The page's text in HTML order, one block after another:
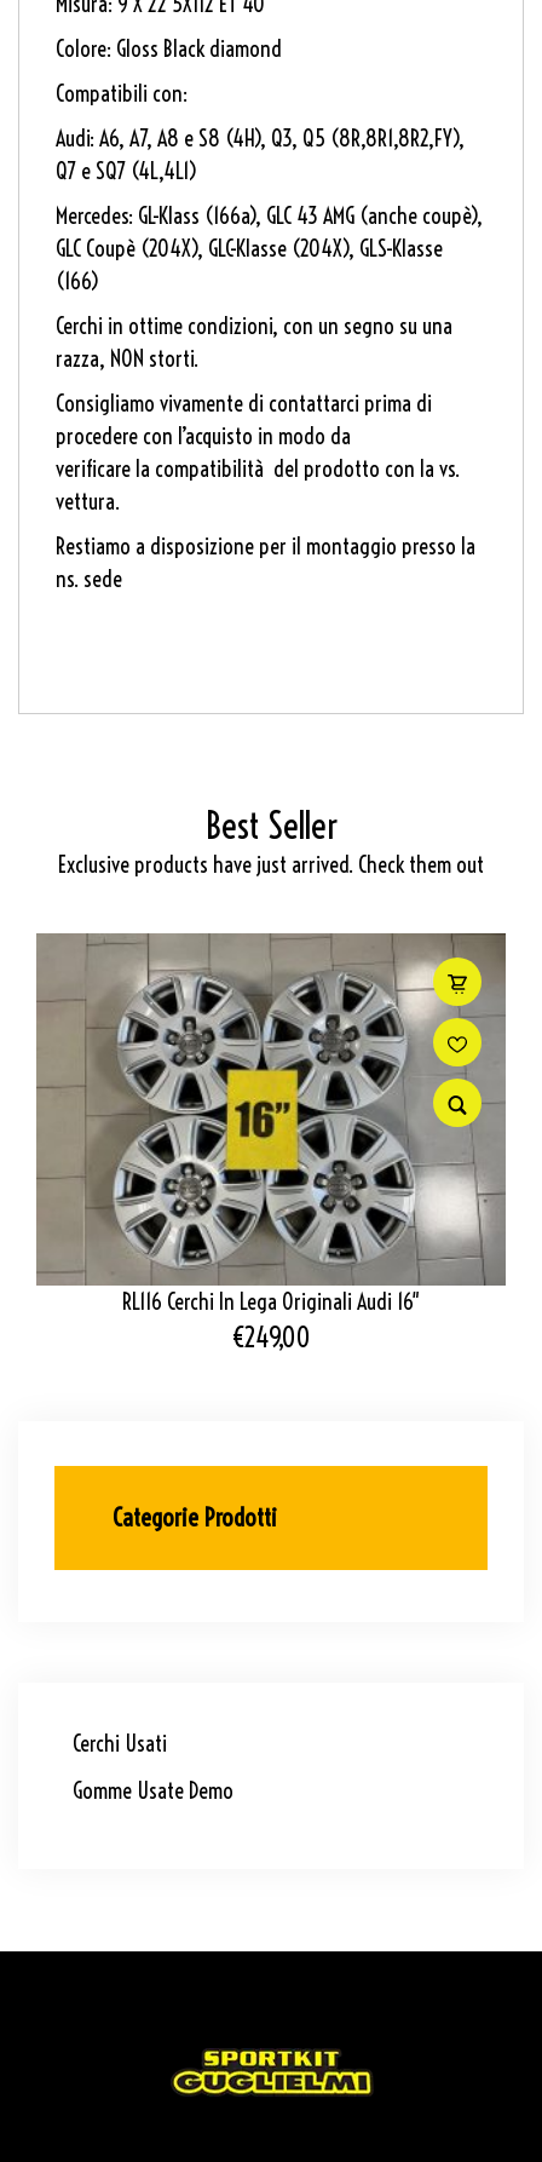
Colore: Gloss Black diamond
Compatibili con:
Audi: A6, A7, A8 e S8 (4H), Q3, Q5 (8R,8R1,8R2,FY),
Q7 e SQ7 (4L,4L1)
Mercedes: GL-Klass (166a), GLC 43 AMG (anche coupè),
GLC Coupè (204X), GLC-Klasse (204X), GLS-Klasse
(166)
Cerchi in ottime condizioni, con un segno su una
razza, NON storti.
Consigliamo vivamente di contattarci prima di
procedere con l’acquisto in modo da
verificare la compatibilità del prodotto con la vs.
vettura.
Restiamo a disposizione per il montaggio presso la
ns. sede
Best Seller
Exclusive products have just arrived. Check them out
RL116 Cerchi In Lega Originali Audi 16″
€249,00
Categorie Prodotti
Cerchi Usati
Gomme Usate Demo